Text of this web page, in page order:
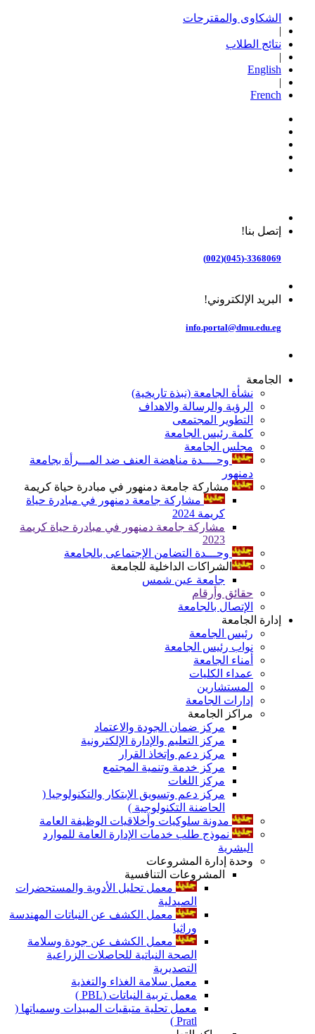
الشكاوى والمقترحات
|
نتائج الطلاب
|
English
|
French
إتصل بنا!
3368069-(045)(002)
البريد الإلكتروني!
info.portal@dmu.edu.eg
الجامعة
نشأة الجامعة (نبذة تاريخية)
الرؤية والرسالة والاهداف
التطوير المجتمعى
كلمة رئيس الجامعة
مجلس الجامعة
وحــــدة مناهضة العنف ضد المـــرأة بجامعة
دمنهور
مشاركة جامعة دمنهور في مبادرة حياة كريمة
مشاركة جامعة دمنهور في مبادرة حياة
كريمة 2024
مشاركة جامعة دمنهور في مبادرة حياة كريمة
2023
وحـــدة التضامن الإجتماعى بالجامعة
الشراكات الداخلية للجامعة
جامعة عين شمس
حقائق وأرقام
الإتصال بالجامعة
إدارة الجامعة
رئيس الجامعة
نواب رئيس الجامعة
أمناء الجامعة
عمداء الكليات
المستشارين
إدارات الجامعة
مراكز الجامعة
مركز ضمان الجودة والاعتماد
مركز التعليم والإدارة الإلكترونية
مركز دعم وإتخاذ القرار
مركز خدمة وتنمية المجتمع
مركز اللغات
مركز دعم وتسويق الإبتكار والتكنولوجيا (
الحاضنة التكنولوجية )
مدونة سلوكيات وأخلاقيات الوظيفة العامة
نموذج طلب خدمات الإدارة العامة للموارد
البشرية
وحدة إدارة المشروعات
المشروعات التنافسية
معمل تحليل الأدوية والمستحضرات
الصيدلية
معمل الكشف عن النباتات المهندسة
وراثيا
معمل الكشف عن جودة وسلامة
الصحة النباتية للحاصلات الزراعية
التصديرية
معمل سلامة الغذاء والتغذية
معمل تربية النباتات (PBL )
معمل تحلية متبقيات المبيدات وسمياتها (
Pratl )